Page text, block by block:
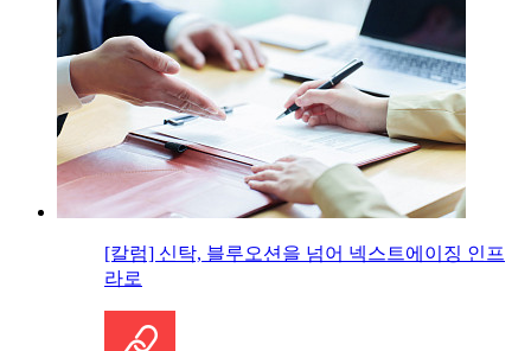
[칼럼] 신탁, 블루오션을 넘어 넥스트에이징 인프
라로